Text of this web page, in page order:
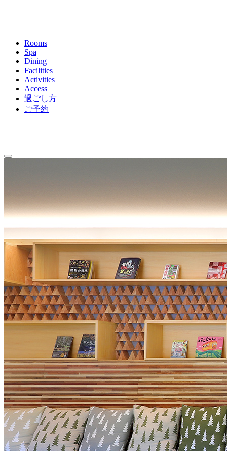
Rooms
Spa
Dining
Facilities
Activities
Access
過ごし方
ご予約